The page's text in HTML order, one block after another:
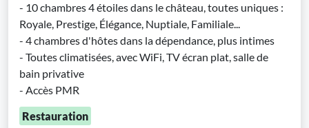
- 10 chambres 4 étoiles dans le château, toutes uniques :
Royale, Prestige, Élégance, Nuptiale, Familiale...
- 4 chambres d'hôtes dans la dépendance, plus intimes
- Toutes climatisées, avec WiFi, TV écran plat, salle de
bain privative
- Accès PMR
Restauration